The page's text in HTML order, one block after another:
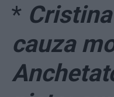
*
cauza